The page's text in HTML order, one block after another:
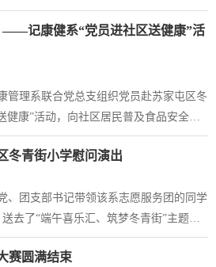
导员、学生党员、入党积极分子共21人
——记康健系“党员进社区送健康”活
管理系联合党总支组织党员赴苏家屯区冬
健康”活动，向社区居民普及食品安全和
括健康讲座和现场解答两个环节。健康讲
冬青街小学慰问演出
、团支部书记带领该系志愿服务团的同学
去了“端午喜乐汇、筑梦冬青街”主题文
、高潮迭起，热辣的肚皮舞、笑料不断的
赛圆满结束